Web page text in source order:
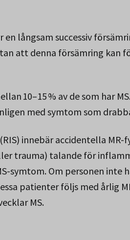
en långsam successiv
att denna försämring kan
10–15 % av de som har
med symtom som
innebär accidentella
trauma) talande för
symtom. Om personen inte
patienter följs med årlig
MS.